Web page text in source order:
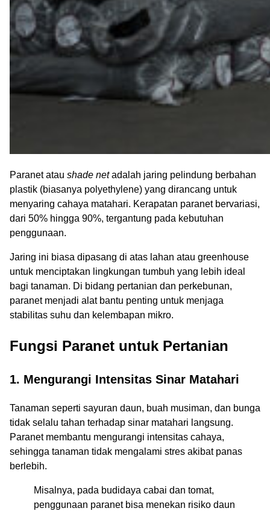
Paranet atau shade netadalah jaring pelindung berbahan
plastik (biasanya polyethylene) yang dirancang untuk
menyaring cahaya matahari. Kerapatan paranet bervariasi,
dari 50% hingga 90%, tergantung pada kebutuhan
penggunaan.
Jaring ini biasa dipasang di atas lahan atau greenhouse
untuk menciptakan lingkungan tumbuh yang lebih ideal
bagi tanaman. Di bidang pertanian dan perkebunan,
paranet menjadi alat bantu penting untuk menjaga
stabilitas suhu dan kelembapan mikro.
Fungsi Paranet untuk Pertanian
1. Mengurangi Intensitas Sinar Matahari
Tanaman seperti sayuran daun, buah musiman, dan bunga
tidak selalu tahan terhadap sinar matahari langsung.
Paranet membantu mengurangi intensitas cahaya,
sehingga tanaman tidak mengalami stres akibat panas
berlebih.
Misalnya, pada budidaya cabai dan tomat,
penggunaan paranet bisa menekan risiko daun